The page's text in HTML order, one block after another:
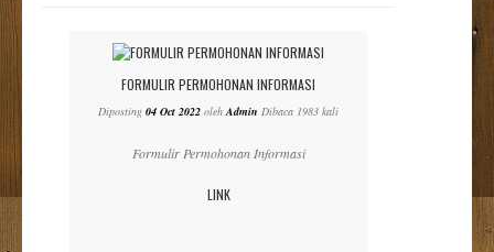
FORMULIR PERMOHONAN INFORMASI
Diposting 04 Oct 2022 olehAdmin Dibaca 1983 kali
Formulir Permohonan Informasi
LINK